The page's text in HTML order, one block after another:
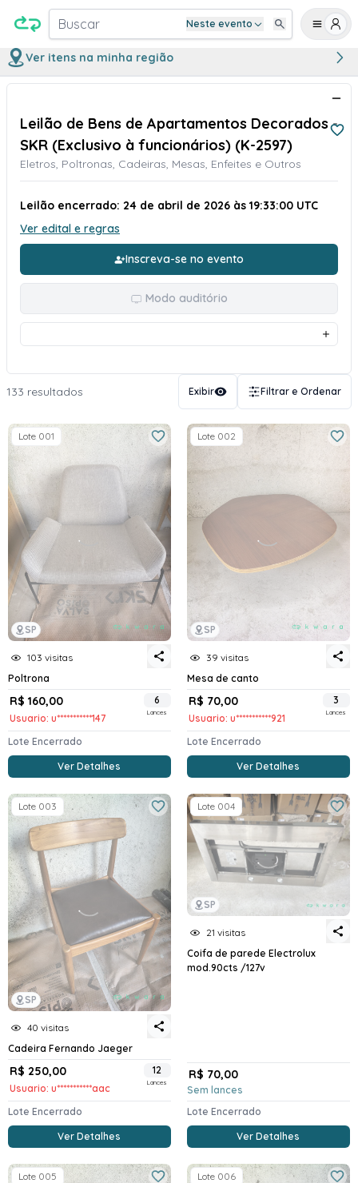
Buscar Neste evento
Ver itens na minha região
Leilão de Bens de Apartamentos Decorados -
SKR (Exclusivo à funcionários) (K-2597)
Eletros, Poltronas, Cadeiras, Mesas, Enfeites e Outros
Leilão encerrado: 24 de abril de 2026 às 19:33:00 UTC
Ver edital e regras
Inscreva-se no evento
Modo auditório
133 resultados Exibir Filtrar e Ordenar
SP
Lote 001
103 visitas
Poltrona
R$ 160,00
Usuario: u***********147
6
Lances
Lote Encerrado
Ver Detalhes
SP
Lote 002
39 visitas
Mesa de canto
R$ 70,00
Usuario: u***********921
3
Lances
Lote Encerrado
Ver Detalhes
SP
Lote 003
40 visitas
Cadeira Fernando Jaeger
R$ 250,00
Usuario: u***********aac
12
Lances
Lote Encerrado
Ver Detalhes
SP
Lote 004
21 visitas
Coifa de parede Electrolux
mod.90cts /127v
R$ 70,00
Sem lances
Lote Encerrado
Ver Detalhes
Lote 005 Lote 006